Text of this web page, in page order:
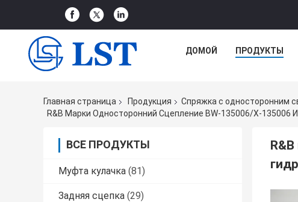
ДОМОЙ ПРОДУКТЫ
Главная страница Продукция
Спряжка с односторонним
R&B Марки Односторонний Сцепление BW-135006/X-135006
ВСЕ ПРОДУКТЫ
Муфта кулачка (81)
Задняя сцепка (29)